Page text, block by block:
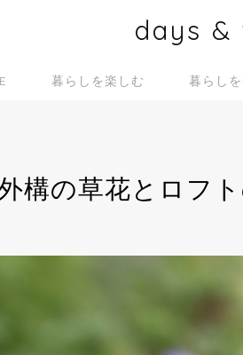
days &
暮らしを楽しむ 暮らし
構の草花とロフト